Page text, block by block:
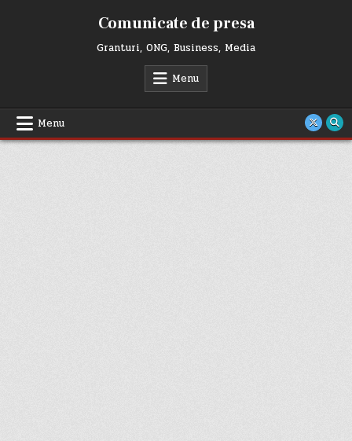
Comunicate de presa
Granturi, ONG, Business, Media
Menu
Menu